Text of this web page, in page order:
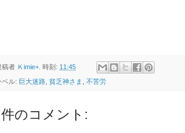
稿者 Ｋimie+. 時刻: 11:45
ベル: 巨大迷路 貧乏神さま 不苦労
のコメント: